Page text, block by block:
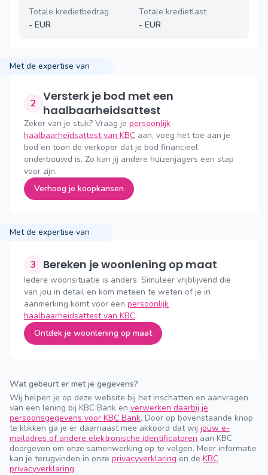
Totale kredietbedrag
- EUR
Totale kredietlast
- EUR
Met de expertise van
2 Versterk je bod met een
haalbaarheidsattest
Zeker van je stuk? Vraag je persoonlijk
haalbaarheidsattest van KBC aan, voeg het toe aan je
bod en toon de verkoper dat je bod financieel
onderbouwd is. Zo kan jij andere huizenjagers een stap
voor zijn.
Verhoog je koopkansen
Met de expertise van
3 Bereken je woonlening op maat
Iedere woonsituatie is anders. Simuleer vrijblijvend die
van jou in detail en kom meteen te weten of je in
aanmerking komt voor een persoonlijk
haalbaarheidsattest van KBC.
Ontdek je woonlening op maat
Wat gebeurt er met je gegevens?
Wij helpen je op deze website bij het inschatten en aanvragen
van een lening bij KBC Bank en verwerken daarbij je
persoonsgegevens voor KBC Bank. Door op bovenstaande knop
te klikken ga je er daarnaast mee akkoord dat wij jouw e-
mailadres of andere elektronische identificatoren aan KBC
doorgeven om onze samenwerking op te volgen. Meer informatie
kan je terugvinden in onze privacyverklaring en de KBC
privacyverklaring.